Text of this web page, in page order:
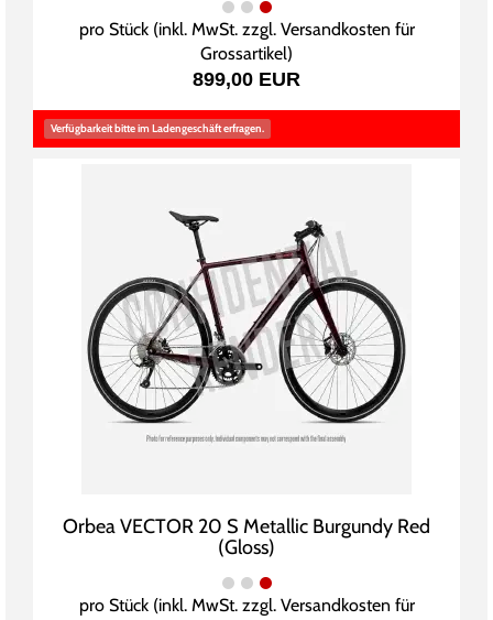
pro Stück (inkl. MwSt. zzgl. Versandkosten für
Grossartikel)
899,00 EUR
Verfügbarkeit bitte im Ladengeschäft erfragen.
Orbea VECTOR 20 S Metallic Burgundy Red
(Gloss)
pro Stück (inkl. MwSt. zzgl. Versandkosten für